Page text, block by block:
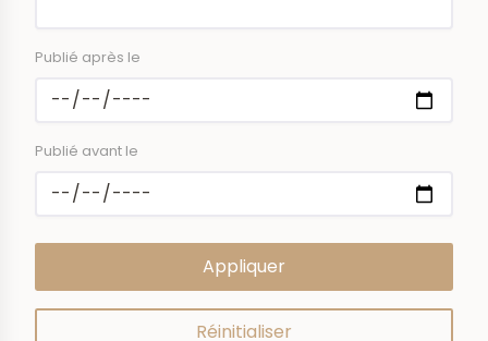
Publié après le
Publié avant le